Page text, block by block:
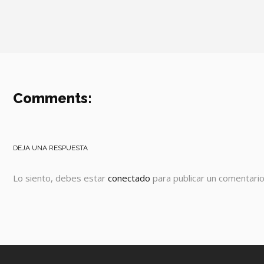
Comments:
DEJA UNA RESPUESTA
Lo siento, debes estar conectado para publicar un